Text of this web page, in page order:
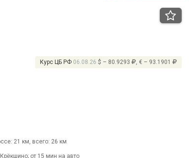
Курс ЦБ РФ 06.08.26 $ – 80.9293 , € – 93.1901
21 км, всего: 26 км
от 15 мин на авто